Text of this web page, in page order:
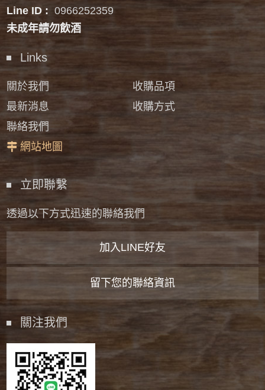
Line ID : 0966252359
未成年請勿飲酒
Links
關於我們
收購品項
最新消息
收購方式
聯絡我們
網站地圖
立即聯繫
透過以下方式迅速的聯絡我們
加入LINE好友
留下您的聯絡資訊
關注我們